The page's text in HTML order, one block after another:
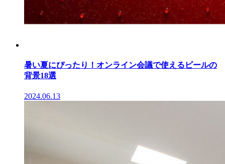
暑い夏にぴったり！オンライン会議で使えるビールの
背景18選
2024.06.13